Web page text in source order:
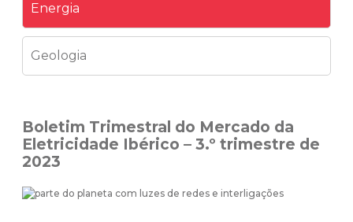
Energia
Geologia
Boletim Trimestral do Mercado da
Eletricidade Ibérico – 3.º trimestre de
2023